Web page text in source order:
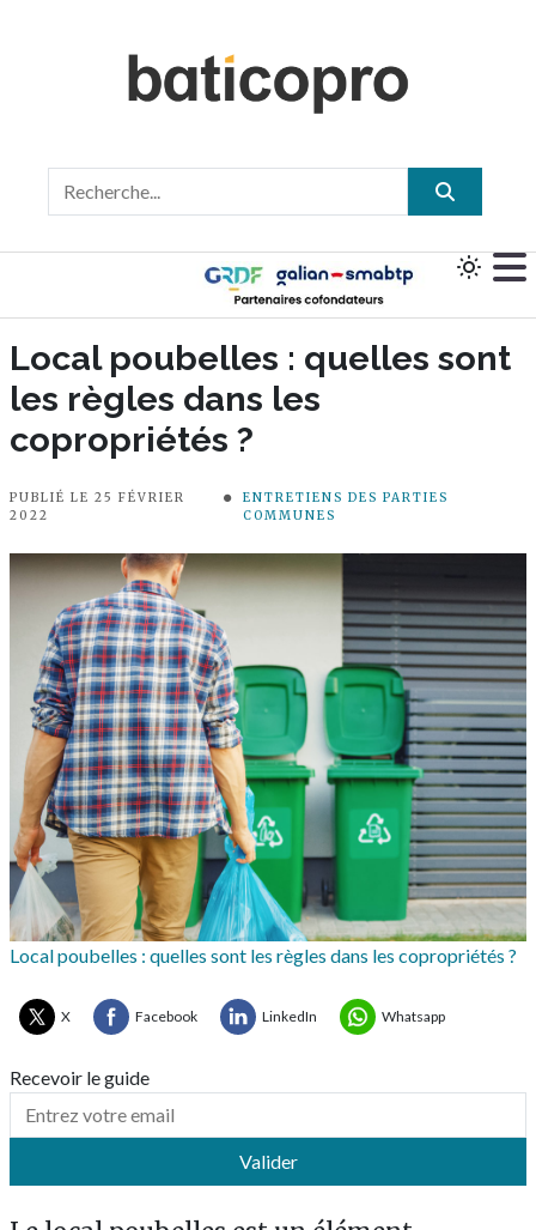
Local poubelles : quelles sont
les règles dans les
copropriétés ?
PUBLIÉ LE 25 FÉVRIER
2022
ENTRETIENS DES PARTIES
COMMUNES
Local poubelles : quelles sont les règles dans les copropriétés ?
X Facebook LinkedIn Whatsapp
Recevoir le guide
Valider